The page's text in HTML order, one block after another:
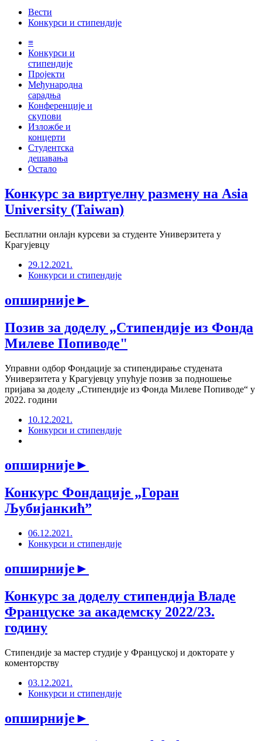
Вести
Конкурси и стипендије
≡
Конкурси и
стипендије
Пројекти
Међународна
сарадња
Конференције и
скупови
Изложбе и
концерти
Студентска
дешавања
Остало
Конкурс за виртуелну размену на Asia
University (Taiwan)
Бесплатни онлајн курсеви за студенте Универзитета у
Крагујевцу
29.12.2021.
Конкурси и стипендије
опширније►
Позив за доделу „Стипендије из Фонда
Милеве Попиводе"
Управни одбор Фондације за стипендирање студената
Универзитета у Крагујевцу упућује позив за подношење
пријава за доделу „Стипендије из Фонда Милеве Попиводе“ у
2022. години
10.12.2021.
Конкурси и стипендије
опширније►
Конкурс Фондације „Горан
Љубијанкић”
06.12.2021.
Конкурси и стипендије
опширније►
Конкурс за доделу стипендија Владе
Француске за академску 2022/23.
годину
Стипендије за мастер студије у Француској и докторате у
коменторству
03.12.2021.
Конкурси и стипендије
опширније►